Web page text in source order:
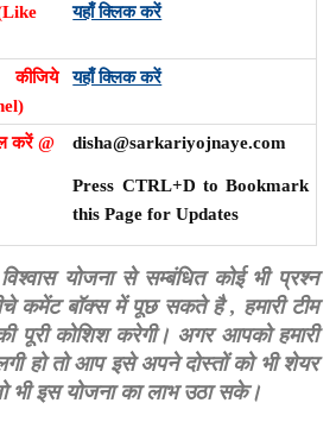
यहाँ क्लिक करें
कीजिये
यहाँ क्लिक करें
करें @ disha@sarkariyojnaye.com
Press CTRL+D to Bookmark
this Page for Updates
योजना से सम्बंधित कोई भी प्रश्न
कमेंट बॉक्स में पूछ सकते है , हमारी टीम
पूरी कोशिश करेगी। अगर आपको हमारी
हो तो आप इसे अपने दोस्तों को भी शेयर
भी इस योजना का लाभ उठा सके।